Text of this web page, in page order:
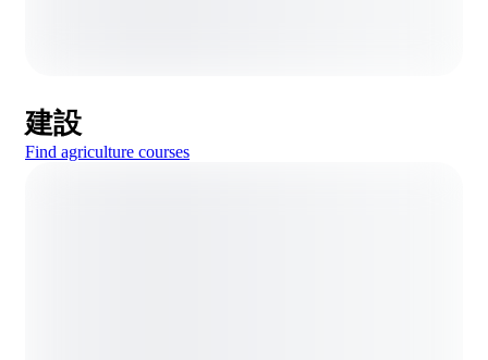
建設
Find agriculture courses